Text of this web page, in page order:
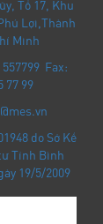
Tổ 17, Khu
Lợi, Thành
Minh
Fax:
77 99
do Sở Kế
Tỉnh Bình
19/5/2009